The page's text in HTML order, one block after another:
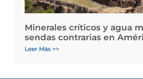
Minerales críticos y agua
sendas contrarias en
Leer Más >>